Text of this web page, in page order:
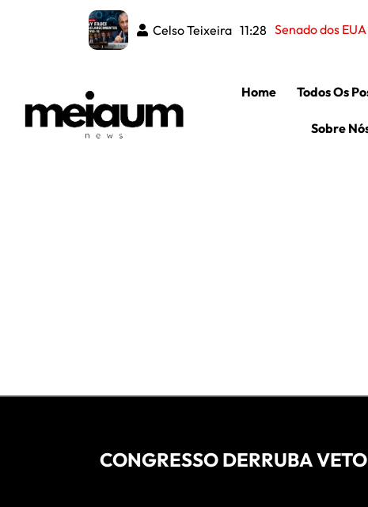
Celso Teixeira 08:50 Fraude
Celso Teixeira 11:28
Home Todos Os
Sobre
CONGRESSO DERRUBA